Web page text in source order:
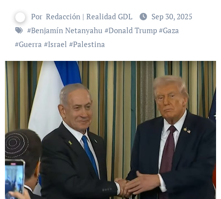
Por Redacción | Realidad GDL
Sep 30, 2025
#Benjamín Netanyahu #Donald Trump#Gaza
#Guerra #Israel #Palestina